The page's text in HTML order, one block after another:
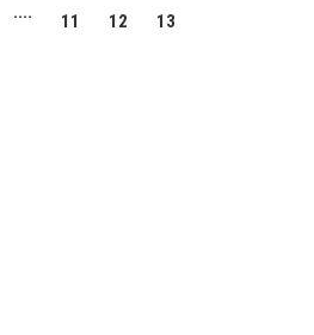
.... 11 12 13